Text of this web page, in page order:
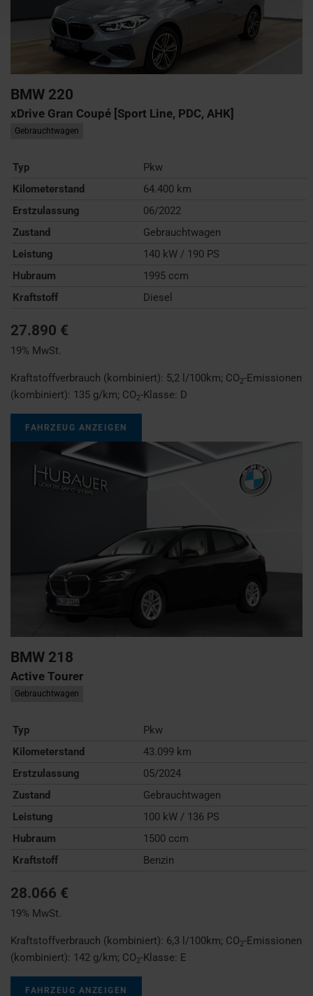
BMW 220
xDrive Gran Coupé [Sport Line, PDC, AHK]
Gebrauchtwagen
Typ
Pkw
Kilometerstand
64.400 km
Erstzulassung
06/2022
Zustand
Gebrauchtwagen
Leistung
140 kW / 190 PS
Hubraum
1995 ccm
Kraftstoff
Diesel
27.890 €
19% MwSt.
Kraftstoffverbrauch (kombiniert): 5,2 l/100km; CO2-Emissionen
(kombiniert): 135 g/km; CO2-Klasse: D
FAHRZEUG ANZEIGEN
BMW 218
Active Tourer
Gebrauchtwagen
Typ
Pkw
Kilometerstand
43.099 km
Erstzulassung
05/2024
Zustand
Gebrauchtwagen
Leistung
100 kW / 136 PS
Hubraum
1500 ccm
Kraftstoff
Benzin
28.066 €
19% MwSt.
Kraftstoffverbrauch (kombiniert): 6,3 l/100km; CO2-Emissionen
(kombiniert): 142 g/km; CO2-Klasse: E
FAHRZEUG ANZEIGEN